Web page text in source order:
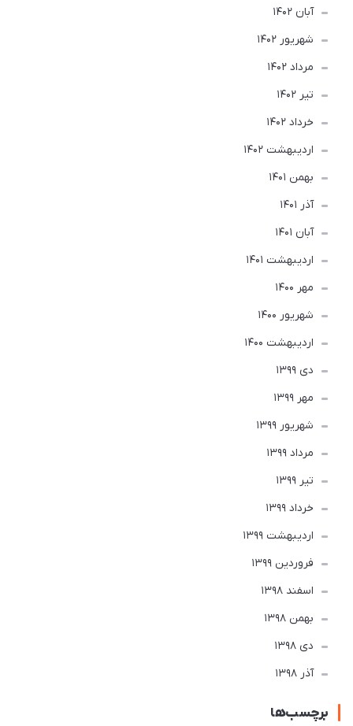
آبان 1402
شهریور 1402
مرداد 1402
تير 1402
خرداد 1402
ارديبهشت 1402
بهمن 1401
آذر 1401
آبان 1401
ارديبهشت 1401
مهر 1400
شهریور 1400
ارديبهشت 1400
دی 1399
مهر 1399
شهریور 1399
مرداد 1399
تير 1399
خرداد 1399
ارديبهشت 1399
فروردین 1399
اسفند 1398
بهمن 1398
دی 1398
آذر 1398
برچسب‌ها